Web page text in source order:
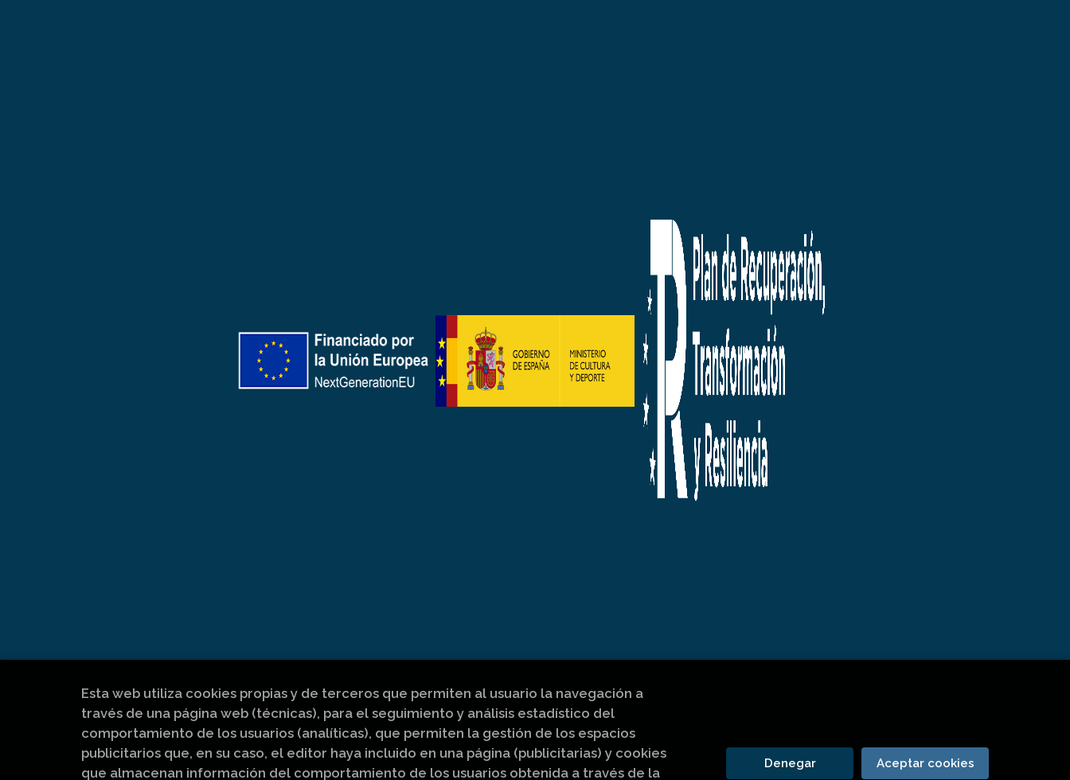
Esta web utiliza cookies propias y de terceros que permiten al usuario la navegación a
través de una página web (técnicas), para el seguimiento y análisis estadístico del
comportamiento de los usuarios (analíticas), que permiten la gestión de los espacios
publicitarios que, en su caso, el editor haya incluido en una página (publicitarias) y cookies
que almacenan información del comportamiento de los usuarios obtenida a través de la
Denegar Aceptar cookies